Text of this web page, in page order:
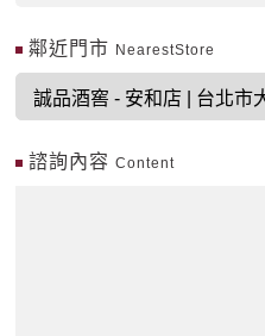
鄰近門市 NearestStore
諮詢內容 Content